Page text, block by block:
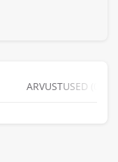
ARVUSTUSED (0)